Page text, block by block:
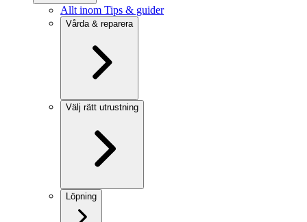
Allt inom Tips & guider
Vårda & reparera
Välj rätt utrustning
Löpning